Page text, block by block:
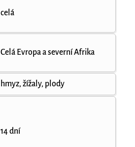
celá
Celá Evropa a severní Afrika
hmyz, žížaly, plody
14 dní